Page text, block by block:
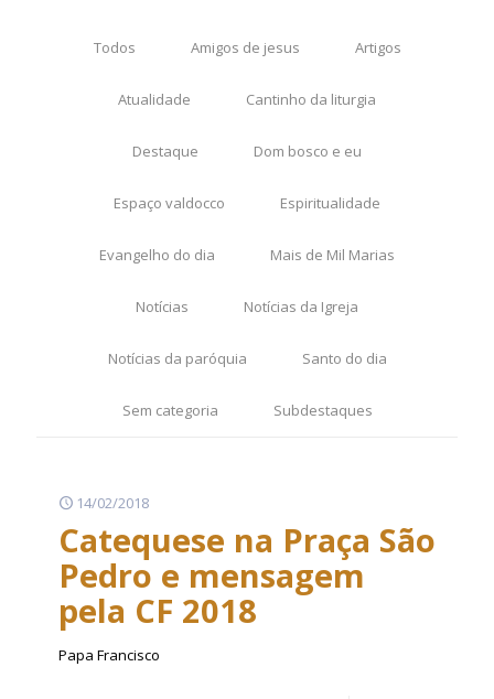
Todos Amigos de jesus Artigos
Atualidade Cantinho da liturgia
Destaque Dom bosco e eu
Espaço valdocco Espiritualidade
Evangelho do dia Mais de Mil Marias
Notícias Notícias da Igreja
Notícias da paróquia Santo do dia
Sem categoria Subdestaques
14/02/2018
Catequese na Praça São
Pedro e mensagem
pela CF 2018
Papa Francisco